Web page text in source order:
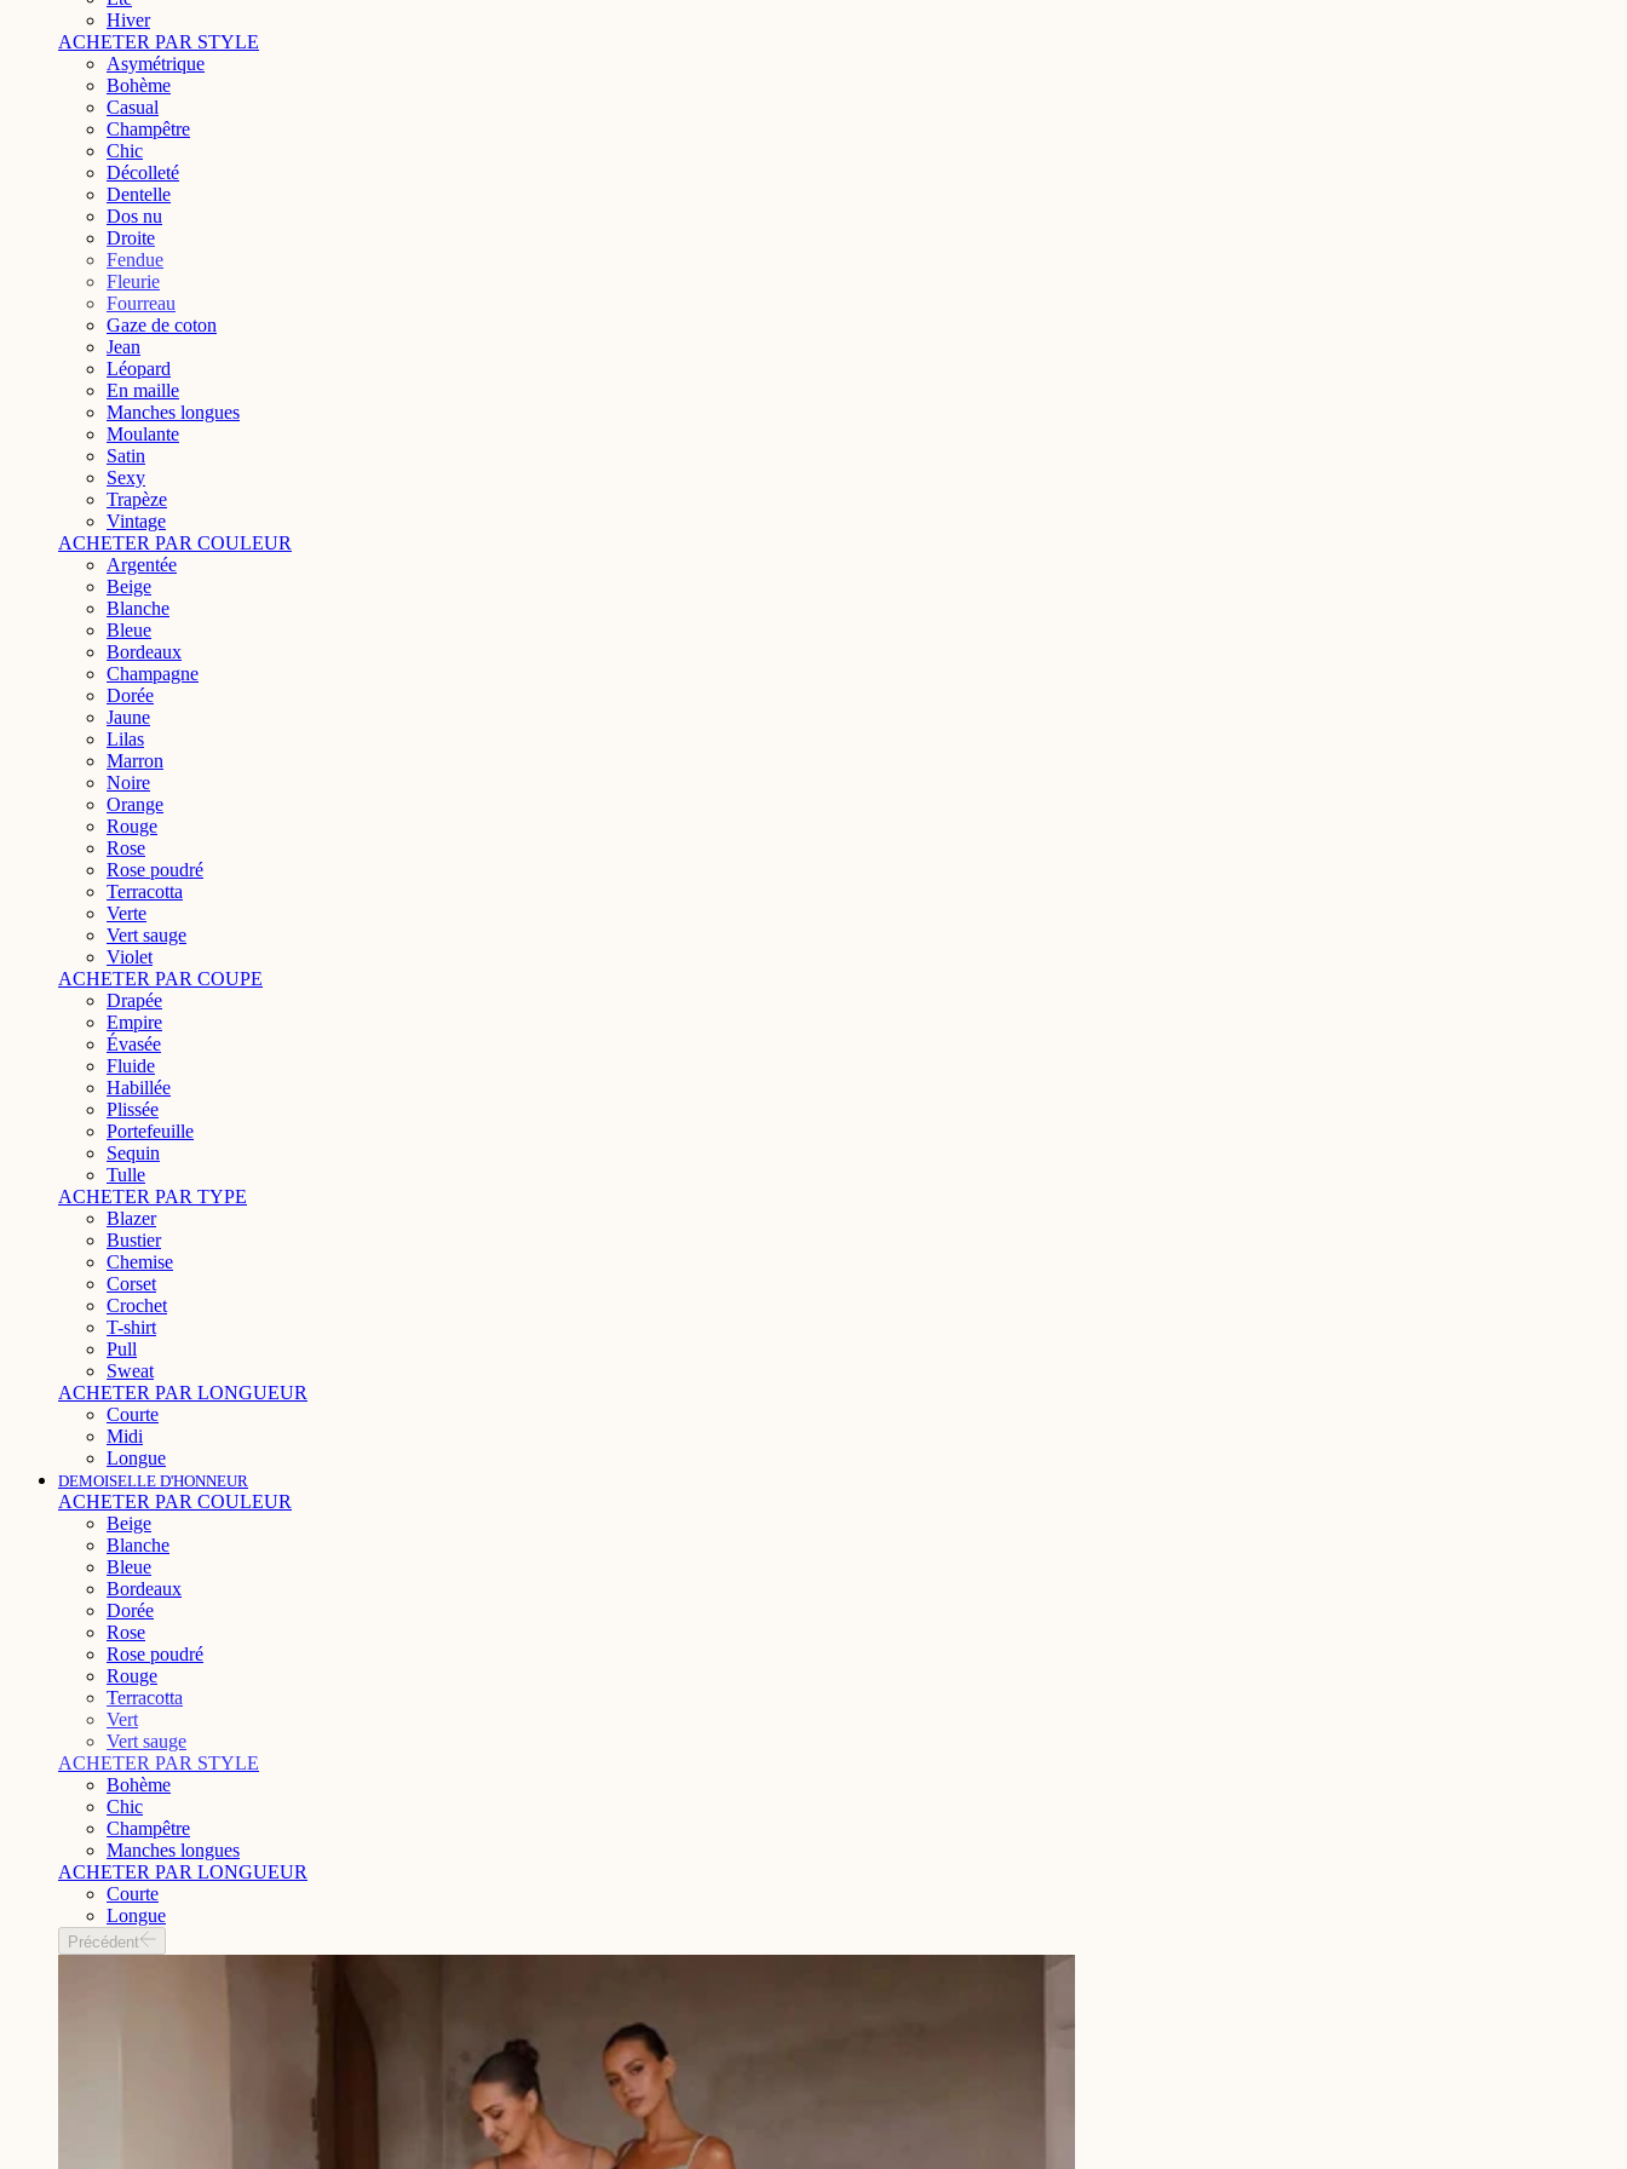
__
¢â
Hiver
ACHETER PAR STYLE
Asymétrique
Bohème
Casual
Champêtre
Chic
Décolleté
Dentelle
Dos nu
Droite
Fendue
Fleurie
Fourreau
Gaze de coton
Jean
Léopard
En maille
Manches longues
Moulante
Satin
Sexy
Trapèze
Vintage
ACHETER PAR COULEUR
Argentée
Beige
Blanche
Bleue
Bordeaux
Champagne
Dorée
Jaune
Lilas
Marron
Noire
Orange
Rouge
Rose
Rose poudré
Terracotta
Verte
Vert sauge
Violet
ACHETER PAR COUPE
Drapée
Empire
Évasée
Fluide
Habillée
Plissée
Portefeuille
Sequin
Tulle
ACHETER PAR TYPE
Blazer
Bustier
Chemise
Corset
Crochet
T-shirt
Pull
Sweat
ACHETER PAR LONGUEUR
Courte
Midi
Longue
DEMOISELLE D'HONNEUR
ACHETER PAR COULEUR
Beige
Blanche
Bleue
Bordeaux
Dorée
Rose
Rose poudré
Rouge
Terracotta
Vert
Vert sauge
ACHETER PAR STYLE
Bohème
Chic
Champêtre
Manches longues
ACHETER PAR LONGUEUR
Courte
Longue
Précédent